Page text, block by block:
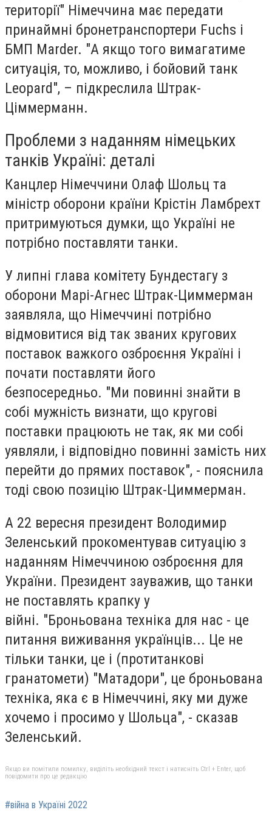
території" Німеччина має передати
принаймні бронетранспортери Fuchs і
БМП Marder. "А якщо того вимагатиме
ситуація, то, можливо, і бойовий танк
Leopard", – підкреслила Штрак-
Ціммерманн.
Проблеми з наданням німецьких
танків Україні: деталі
Канцлер Німеччини Олаф Шольц та
міністр оборони країни Крістін Ламбрехт
притримуються думки, що Україні не
потрібно поставляти танки.
У липні глава комітету Бундестагу з
оборони Марі-Агнес Штрак-Циммерман
заявляла, що Німеччині потрібно
відмовитися від так званих кругових
поставок важкого озброєння Україні і
почати поставляти його
безпосередньо. "Ми повинні знайти в
собі мужність визнати, що кругові
поставки працюють не так, як ми собі
уявляли, і відповідно повинні замість них
перейти до прямих поставок", - пояснила
тоді свою позицію Штрак-Циммерман.
А 22 вересня президент Володимир
Зеленський прокоментував ситуацію з
наданням Німеччиною озброєння для
України. Президент зауважив, що танки
не поставлять крапку у
війні. "Броньована техніка для нас - це
питання виживання українців... Це не
тільки танки, це і (протитанкові
гранатомети) "Матадори", це броньована
техніка, яка є в Німеччині, яку ми дуже
хочемо і просимо у Шольца", - сказав
Зеленський.
Якщо ви помітили помилку, виділіть необхідний текст і натисніть Ctrl + Enter, щоб
повідомити про це редакцію
#війна в Україні 2022